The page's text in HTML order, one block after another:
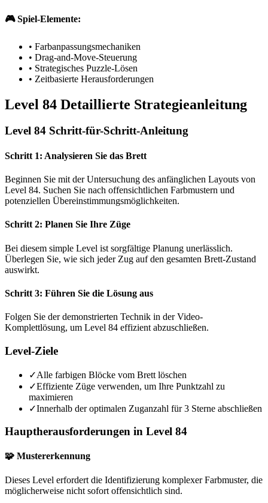
🎮 Spiel-Elemente:
• Farbanpassungsmechaniken
• Drag-and-Move-Steuerung
• Strategisches Puzzle-Lösen
• Zeitbasierte Herausforderungen
Level 84 Detaillierte Strategieanleitung
Level 84 Schritt-für-Schritt-Anleitung
Schritt 1: Analysieren Sie das Brett
Beginnen Sie mit der Untersuchung des anfänglichen Layouts von
Level 84. Suchen Sie nach offensichtlichen Farbmustern und
potenziellen Übereinstimmungsmöglichkeiten.
Schritt 2: Planen Sie Ihre Züge
Bei diesem simple Level ist sorgfältige Planung unerlässlich.
Überlegen Sie, wie sich jeder Zug auf den gesamten Brett-Zustand
auswirkt.
Schritt 3: Führen Sie die Lösung aus
Folgen Sie der demonstrierten Technik in der Video-
Komplettlösung, um Level 84 effizient abzuschließen.
Level-Ziele
✓Alle farbigen Blöcke vom Brett löschen
✓Effiziente Züge verwenden, um Ihre Punktzahl zu
maximieren
✓Innerhalb der optimalen Zuganzahl für 3 Sterne abschließen
Hauptherausforderungen in Level 84
🧩 Mustererkennung
Dieses Level erfordert die Identifizierung komplexer Farbmuster, die
möglicherweise nicht sofort offensichtlich sind.